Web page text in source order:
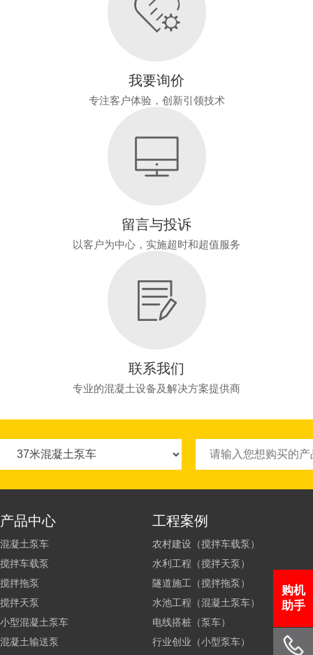
我要询价
专注客户体验，创新引领技术
留言与投诉
以客户为中心，实施超时和超值服务
联系我们
专业的混凝土设备及解决方案提供商
产品中心
混凝土泵车
搅拌车载泵
搅拌拖泵
搅拌天泵
小型混凝土泵车
混凝土输送泵
工程案例
农村建设（搅拌车载泵）
水利工程（搅拌天泵）
隧道施工（搅拌拖泵）
水池工程（混凝土泵车）
电线搭桩（泵车）
行业创业（小型泵车）
购机
助手